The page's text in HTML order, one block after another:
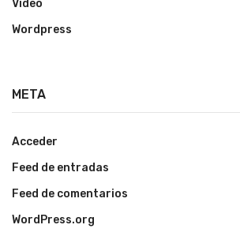
Video
Wordpress
META
Acceder
Feed de entradas
Feed de comentarios
WordPress.org